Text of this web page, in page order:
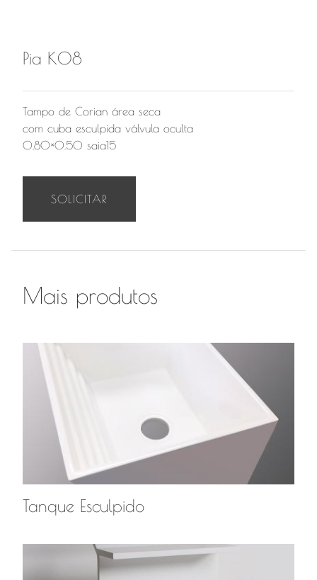
Pia K08
Tampo de Corian área seca
com cuba esculpida válvula oculta
0.80×0.50 saia15
SOLICITAR
Mais produtos
Tanque Esculpido